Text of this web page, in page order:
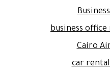
business
Cairo
car